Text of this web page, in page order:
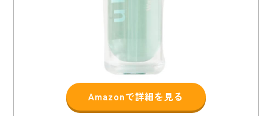
Amazonで詳細を見る